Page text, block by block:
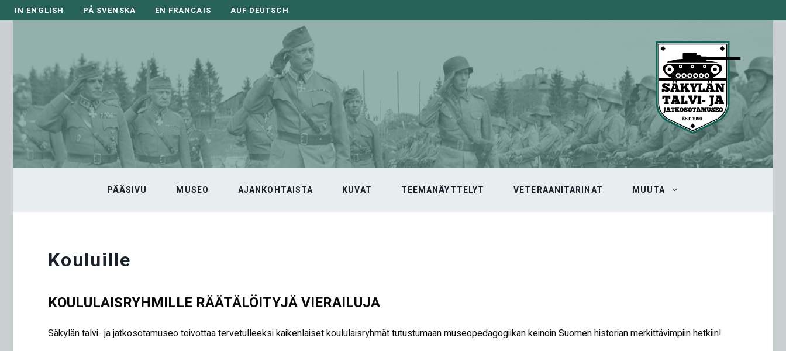
Siirry
sisältöön
IN ENGLISH PÅ SVENSKA EN FRANCAIS AUF DEUTSCH
PÄÄSIVU MUSEO AJANKOHTAISTA KUVAT TEEMANÄYTTELYT VETERAANITARINAT MUUTA
Kouluille
KOULULAISRYHMILLE RÄÄTÄLÖITYJÄ VIERAILUJA
Säkylän talvi- ja jatkosotamuseo toivottaa tervetulleeksi kaikenlaiset koululaisryhmät tutustumaan museopedagogiikan keinoin Suomen historian merkittävimpiin hetkiin!